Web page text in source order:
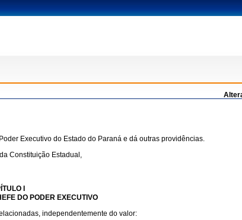
Executivo do Estado do Paraná e dá outras providências.
Constituição Estadual,
I
DO PODER EXECUTIVO
independentemente do valor: